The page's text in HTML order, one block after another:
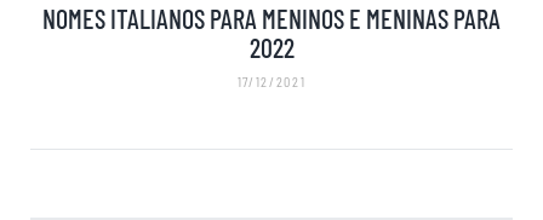
NOMES ITALIANOS PARA MENINOS E MENINAS PARA
2022
17/12/2021